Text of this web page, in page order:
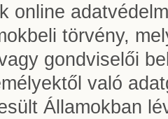
online
törvény,
gondviselői
való
Államokban